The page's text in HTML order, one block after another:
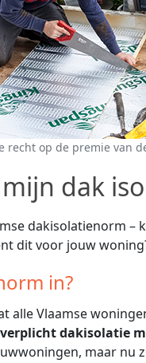
recht op de premie van
dak
dakisolatienorm –
dit voor jouw
in?
alle Vlaamse
verplicht dakisolatie
maar nu